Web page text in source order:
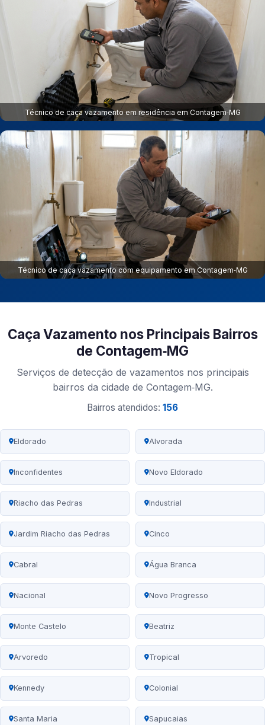
Técnico de caça vazamento em residência em Contagem‑MG
Técnico de caça vazamento com equipamento em Contagem‑MG
Caça Vazamento nos Principais Bairros
de Contagem‑MG
Serviços de detecção de vazamentos nos principais
bairros da cidade de Contagem‑MG.
Bairros atendidos: 156
Eldorado Alvorada
Inconfidentes Novo Eldorado
Riacho das Pedras Industrial
Jardim Riacho das Pedras Cinco
Cabral Água Branca
Nacional Novo Progresso
Monte Castelo Beatriz
Arvoredo Tropical
Kennedy Colonial
Santa Maria Sapucaias